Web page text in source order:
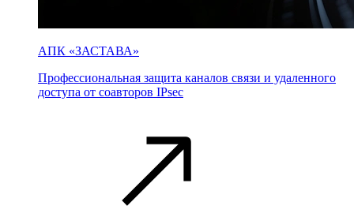
АПК «ЗАСТАВА»
Профессиональная защита каналов связи и удаленного
доступа от соавторов IPsec